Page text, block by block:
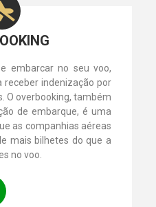
embarcar no seu voo,
receber indenização por
O overbooking, também
de embarque, é uma
as companhias aéreas
mais bilhetes do que a
no voo.